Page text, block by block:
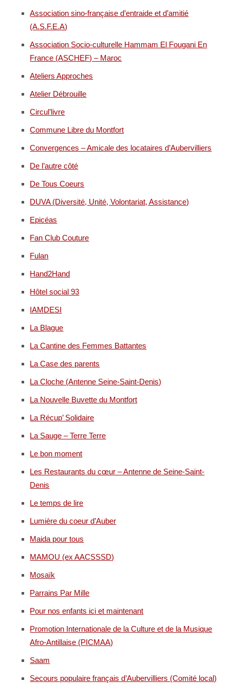
Association sino-française d’entraide et d’amitié
(A.S.F.E.A)
Association Socio-culturelle Hammam El Fougani En
France (ASCHEF) – Maroc
Ateliers Approches
Atelier Débrouille
Circul’livre
Commune Libre du Montfort
Convergences – Amicale des locataires d’Aubervilliers
De l’autre côté
De Tous Coeurs
DUVA (Diversité, Unité, Volontariat, Assistance)
Epicéas
Fan Club Couture
Fulan
Hand2Hand
Hôtel social 93
IAMDESI
La Blague
La Cantine des Femmes Battantes
La Case des parents
La Cloche (Antenne Seine-Saint-Denis)
La Nouvelle Buvette du Montfort
La Récup’ Solidaire
La Sauge – Terre Terre
Le bon moment
Les Restaurants du cœur – Antenne de Seine-Saint-
Denis
Le temps de lire
Lumière du coeur d’Auber
Maida pour tous
MAMOU (ex AACSSSD)
Mosaïk
Parrains Par Mille
Pour nos enfants ici et maintenant
Promotion Internationale de la Culture et de la Musique
Afro-Antillaise (PICMAA)
Saam
Secours populaire français d’Aubervilliers (Comité local)